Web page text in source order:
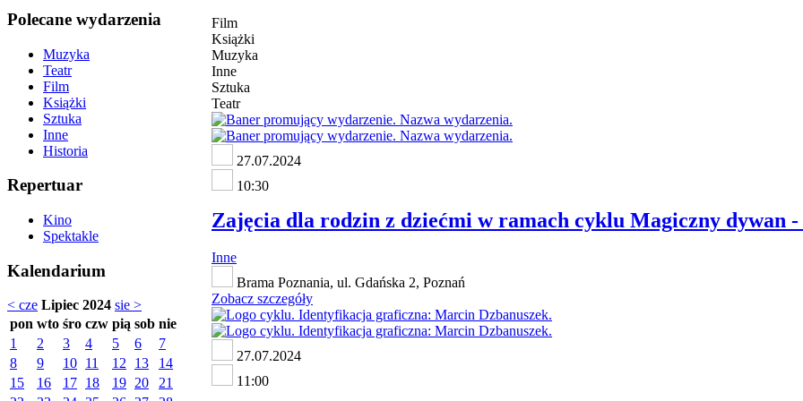
Polecane wydarzenia
Muzyka
Teatr
Film
Książki
Sztuka
Inne
Historia
Repertuar
Kino
Spektakle
Kalendarium
< cze Lipiec 2024 sie >
pon wto śro czw pią sob nie
1
2 3 4 5 6
7
8
9 10 11 12 13
14
15
16 17 18 19 20
21
Film
Książki
Muzyka
Inne
Sztuka
Teatr
27.07.2024
10:30
Zajęcia dla rodzin z dziećmi w ramach cyklu Magiczny dywan
Inne
Brama Poznania, ul. Gdańska 2, Poznań
Zobacz szczegóły
27.07.2024
11:00